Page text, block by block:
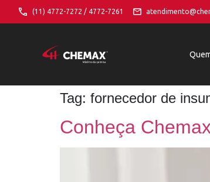
(11) 4772-7272 / 4772-7261
Tag: fornecedor de
Conheça